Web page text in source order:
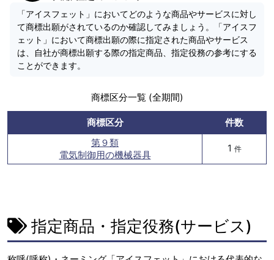
「アイスフェット」においてどのような商品やサービスに対し
て商標出願がされているのか確認してみましょう。「アイスフ
ェット」において商標出願の際に指定された商品やサービス
は、自社が商標出願する際の指定商品、指定役務の参考にする
ことができます。
商標区分一覧 (全期間)
商標区分
件数
第９類
電気制御用の機械器具
1 件
指定商品・指定役務(サービス)